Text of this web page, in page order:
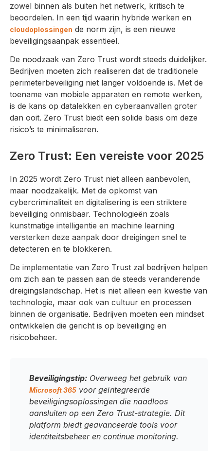
zowel binnen als buiten het netwerk, kritisch te
beoordelen. In een tijd waarin hybride werken en
cloudoplossingen de norm zijn, is een nieuwe
beveiligingsaanpak essentieel.
De noodzaak van Zero Trust wordt steeds duidelijker.
Bedrijven moeten zich realiseren dat de traditionele
perimeterbeveiliging niet langer voldoende is. Met de
toename van mobiele apparaten en remote werken,
is de kans op datalekken en cyberaanvallen groter
dan ooit. Zero Trust biedt een solide basis om deze
risico’s te minimaliseren.
Zero Trust: Een vereiste voor 2025
In 2025 wordt Zero Trust niet alleen aanbevolen,
maar noodzakelijk. Met de opkomst van
cybercriminaliteit en digitalisering is een striktere
beveiliging onmisbaar. Technologieën zoals
kunstmatige intelligentie en machine learning
versterken deze aanpak door dreigingen snel te
detecteren en te blokkeren.
De implementatie van Zero Trust zal bedrijven helpen
om zich aan te passen aan de steeds veranderende
dreigingslandschap. Het is niet alleen een kwestie van
technologie, maar ook van cultuur en processen
binnen de organisatie. Bedrijven moeten een mindset
ontwikkelen die gericht is op beveiliging en
risicobeheer.
Beveiligingstip: Overweeg het gebruik van
Microsoft 365 voor geïntegreerde
beveiligingsoplossingen die naadloos
aansluiten op een Zero Trust-strategie. Dit
platform biedt geavanceerde tools voor
identiteitsbeheer en continue monitoring.